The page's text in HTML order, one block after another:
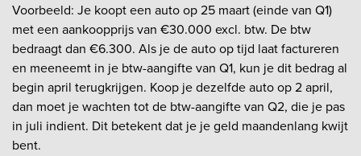
Voorbeeld: Je koopt een auto op 25 maart (einde van Q1)
met een aankoopprijs van €30.000 excl. btw. De btw
bedraagt dan €6.300. Als je de auto op tijd laat factureren
en meeneemt in je btw-aangifte van Q1, kun je dit bedrag al
begin april terugkrijgen. Koop je dezelfde auto op 2 april,
dan moet je wachten tot de btw-aangifte van Q2, die je pas
in juli indient. Dit betekent dat je je geld maandenlang kwijt
bent.